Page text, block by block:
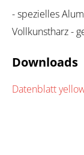
- spezielles
Vollkunstharz -
Downloads
Datenblatt